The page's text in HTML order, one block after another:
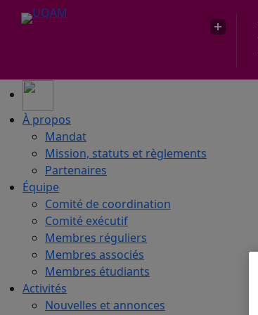
À propos
Mandat
Mission, statuts et règlements
Partenaires
Équipe
Comité de coordination
Comité exécutif
Membres réguliers
Membres associés
Membres étudiants
Activités
Nouvelles et annonces